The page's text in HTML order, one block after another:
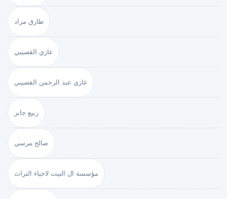
طارق مراد
غازي القصيبي
غازي عبد الرحمن القصيبي
ربيع جابر
صالح مرسي
مؤسسة ال البيت لاحياء التراث